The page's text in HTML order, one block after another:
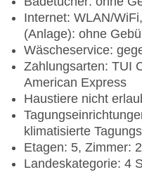
Internet: WLAN/
(Anlage): ohne
Wäscheservice:
Zahlungsarten: TUI
American Express
Haustiere nicht
klimatisierte
Etagen: 5, Zimmer:
Landeskategorie: 4